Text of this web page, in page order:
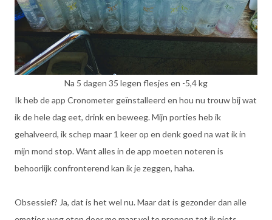
Na 5 dagen 35 legen flesjes en -5,4 kg
Ik heb de app Cronometer geïnstalleerd en hou nu trouw bij wat
ik de hele dag eet, drink en beweeg. Mijn porties heb ik
gehalveerd, ik schep maar 1 keer op en denk goed na wat ik in
mijn mond stop. Want alles in de app moeten noteren is
behoorlijk confronterend kan ik je zeggen, haha.
Obsessief? Ja, dat is het wel nu. Maar dat is gezonder dan alle